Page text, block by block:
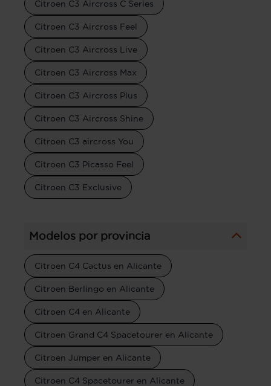
Citroen C3 Aircross C Series
Citroen C3 Aircross Feel
Citroen C3 Aircross Live
Citroen C3 Aircross Max
Citroen C3 Aircross Plus
Citroen C3 Aircross Shine
Citroen C3 aircross You
Citroen C3 Picasso Feel
Citroen C3 Exclusive
Modelos por provincia
Citroen C4 Cactus en Alicante
Citroen Berlingo en Alicante
Citroen C4 en Alicante
Citroen Grand C4 Spacetourer en Alicante
Citroen Jumper en Alicante
Citroen C4 Spacetourer en Alicante